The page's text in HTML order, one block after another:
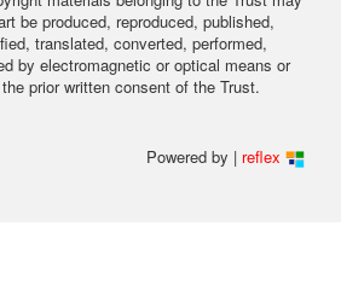
be produced, reproduced, published,
translated, converted, performed,
by electromagnetic or optical means or
prior written consent of the Trust.
Powered by | reflex